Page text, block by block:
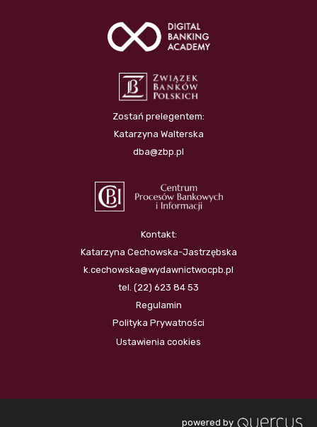
Zostań prelegentem:
Katarzyna Walterska
dba@zbp.pl
Kontakt:
Katarzyna Cechowska-Jastrzębska
k.cechowska@wydawnictwocpb.pl
tel. (22) 623 84 53
Regulamin
Polityka Prywatności
Ustawienia cookies
powered by